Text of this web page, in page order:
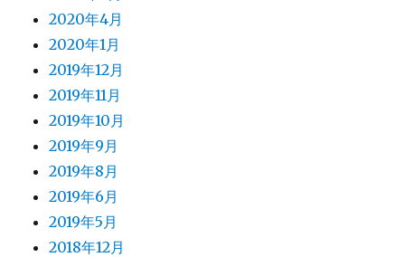
2020年4月
2020年1月
2019年12月
2019年11月
2019年10月
2019年9月
2019年8月
2019年6月
2019年5月
2018年12月